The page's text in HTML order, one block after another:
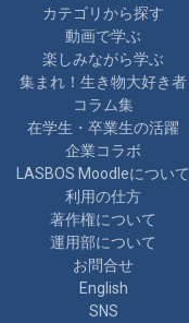
カテゴリから探す
動画で学ぶ
楽しみながら学ぶ
集まれ！生き物大好き者
コラム集
在学生・卒業生の活躍
企業コラボ
LASBOS Moodleについて
利用の仕方
著作権について
運用部について
お問合せ
English
SNS